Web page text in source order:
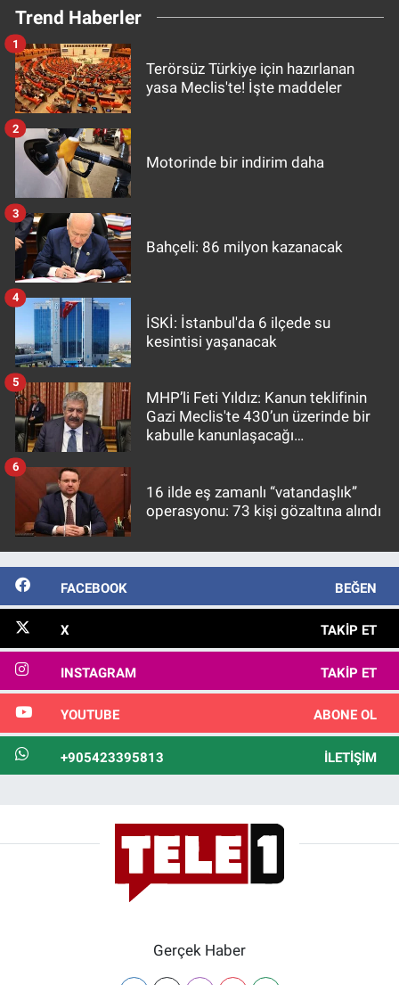
Trend Haberler
Terörsüz Türkiye için hazırlanan
yasa Meclis'te! İşte maddeler
1
Motorinde bir indirim daha
2
Bahçeli: 86 milyon kazanacak
3
İSKİ: İstanbul'da 6 ilçede su
kesintisi yaşanacak
4
MHP’li Feti Yıldız: Kanun teklifinin
Gazi Meclis'te 430’un üzerinde bir
kabulle kanunlaşacağı
5
16 ilde eş zamanlı “vatandaşlık”
operasyonu: 73 kişi gözaltına alındı
6
FACEBOOK BEĞEN
X TAKIP ET
INSTAGRAM TAKIP ET
YOUTUBE ABONE OL
+905423395813 İLETIŞIM
Gerçek Haber